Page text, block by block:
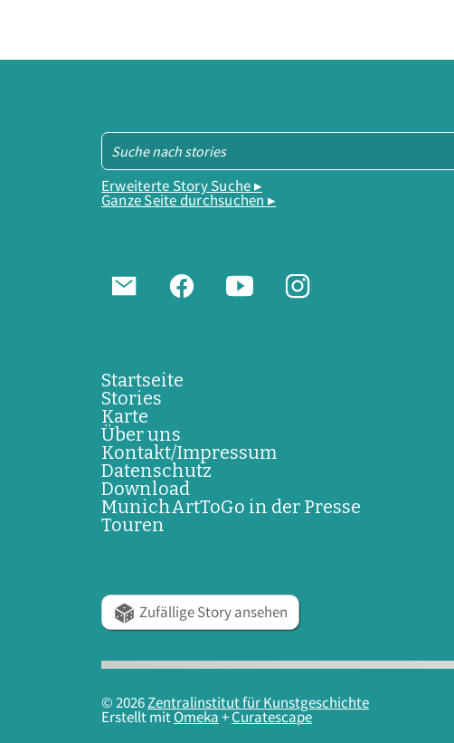
Erweiterte Story Suche ▸
Ganze Seite durchsuchen ▸
Startseite
Stories
Karte
Über uns
Kontakt/Impressum
Datenschutz
Download
MunichArtToGo in der Presse
Touren
Zufällige Story ansehen
© 2026Zentralinstitut für Kunstgeschichte
Erstellt mitOmeka+Curatescape